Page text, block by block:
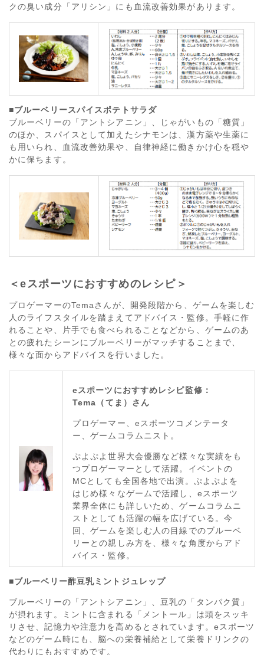
クの臭い成分「アリシン」にも血流改善効果があります。
■ブルーベリースパイスポテトサラダ
ブルーベリーの「アントシアニン」、じゃがいもの「糖質」
のほか、スパイスとして加えたシナモンは、漢方薬や生薬に
も用いられ、血流改善効果や、自律神経に働きかけ心を穏や
かに保ちます。
＜eスポーツにおすすめのレシピ＞
プロゲーマーのTemaさんが、開発段階から、ゲームを楽しむ
人のライフスタイルを踏まえてアドバイス・監修。手軽に作
れることや、片手でも食べられることなどから、ゲームのあ
との疲れたシーンにブルーベリーがマッチすることまで、
様々な面からアドバイスを行いました。
eスポーツにおすすめレシピ監修：
Tema （てま）さん
プロゲーマー、 eスポーツコメンテータ
ー、ゲームコラムニスト。
ぷよぷよ世界大会優勝など様々な実績をも
つプロゲーマーとして活躍。イベントの
MCとしても全国各地で出演。ぷよぷよを
はじめ様々なゲームで活躍し、 eスポーツ
業界全体にも詳しいため、ゲームコラムニ
ストとしても活躍の幅を広げている。今
回、ゲームを楽しむ人の目線でのブルーベ
リーとの親しみ方を、様々な角度からアド
バイス・監修。
■ブルーベリー酢豆乳ミントジュレップ
ブルーベリーの「アントシアニン」、豆乳の「タンパク質」
が摂れます。ミントに含まれる「メントール」は頭をスッキ
リさせ、記憶力や注意力を高めるとされています。eスポーツ
などのゲーム時にも、脳への栄養補給として栄養ドリンクの
代わりにもおすすめです。